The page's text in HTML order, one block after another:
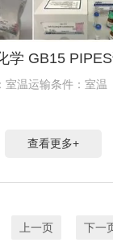
学 GB15
室温运输条件：室温
查看更多+
上一页 下一